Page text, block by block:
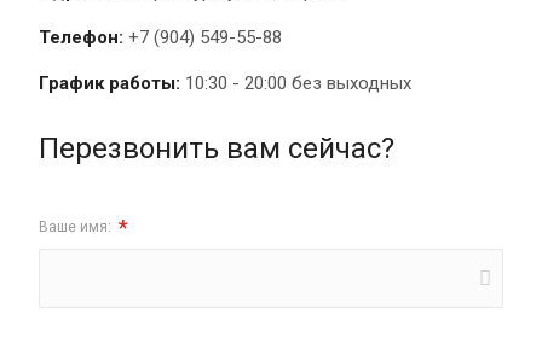
Телефон: +7 (904) 549-55-88
График работы: 10:30 - 20:00 без выходных
Перезвонить вам сейчас?
Ваше имя: *